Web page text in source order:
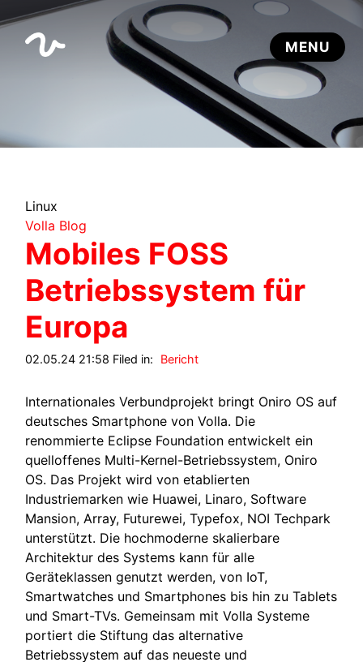
Linux
Volla Blog
Mobiles FOSS
Betriebssystem für
Europa
02.05.24 21:58 Filed in: Bericht
Internationales Verbundprojekt bringt Oniro OS auf
deutsches Smartphone von Volla. Die
renommierte Eclipse Foundation entwickelt ein
quelloffenes Multi-Kernel-Betriebssystem, Oniro
OS. Das Projekt wird von etablierten
Industriemarken wie Huawei, Linaro, Software
Mansion, Array, Futurewei, Typefox, NOI Techpark
unterstützt. Die hochmoderne skalierbare
Architektur des Systems kann für alle
Geräteklassen genutzt werden, von IoT,
Smartwatches und Smartphones bis hin zu Tablets
und Smart-TVs. Gemeinsam mit Volla Systeme
portiert die Stiftung das alternative
Betriebssystem auf das neueste und